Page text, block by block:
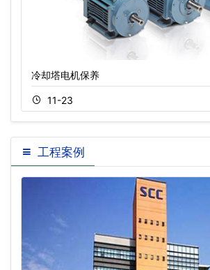
冷却塔电机保养
11-23
工程案例